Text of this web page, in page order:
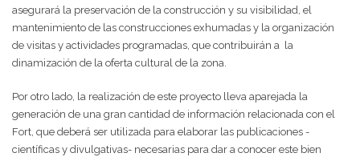
asegurará la preservación de la construcción y su visibilidad, el
mantenimiento de las construcciones exhumadas y la organización
de visitas y actividades programadas, que contribuirán a la
dinamización de la oferta cultural de la zona.
Por otro lado, la realización de este proyecto lleva aparejada la
generación de una gran cantidad de información relacionada con el
Fort, que deberá ser utilizada para elaborar las publicaciones -
científicas y divulgativas- necesarias para dar a conocer este bien